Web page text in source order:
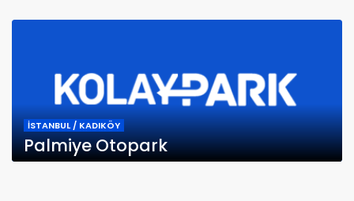
İSTANBUL / KADIKÖY
Palmiye Otopark